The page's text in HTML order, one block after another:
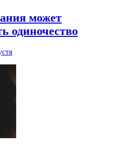
может
одиночество